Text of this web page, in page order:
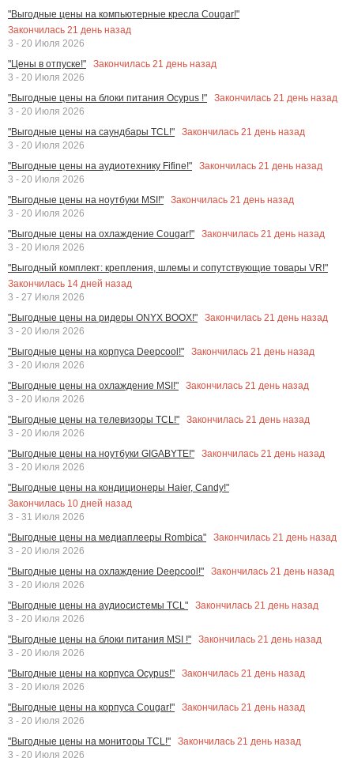
"Выгодные цены на компьютерные кресла Cougar!"
Закончилась 21 день назад
3 - 20 Июля 2026
"Цены в отпуске!"
Закончилась 21 день назад
3 - 20 Июля 2026
"Выгодные цены на блоки питания Ocypus !"
Закончилась 21 день назад
3 - 20 Июля 2026
"Выгодные цены на саундбары TCL!"
Закончилась 21 день назад
3 - 20 Июля 2026
"Выгодные цены на аудиотехнику Fifine!"
Закончилась 21 день назад
3 - 20 Июля 2026
"Выгодные цены на ноутбуки MSI!"
Закончилась 21 день назад
3 - 20 Июля 2026
"Выгодные цены на охлаждение Cougar!"
Закончилась 21 день назад
3 - 20 Июля 2026
"Выгодный комплект: крепления, шлемы и сопутствующие товары VR!"
Закончилась 14 дней назад
3 - 27 Июля 2026
"Выгодные цены на ридеры ONYX BOOX!"
Закончилась 21 день назад
3 - 20 Июля 2026
"Выгодные цены на корпуса Deepcool!"
Закончилась 21 день назад
3 - 20 Июля 2026
"Выгодные цены на охлаждение MSI!"
Закончилась 21 день назад
3 - 20 Июля 2026
"Выгодные цены на телевизоры TCL!"
Закончилась 21 день назад
3 - 20 Июля 2026
"Выгодные цены на ноутбуки GIGABYTE!"
Закончилась 21 день назад
3 - 20 Июля 2026
"Выгодные цены на кондиционеры Haier, Candy!"
Закончилась 10 дней назад
3 - 31 Июля 2026
"Выгодные цены на медиаплееры Rombica"
Закончилась 21 день назад
3 - 20 Июля 2026
"Выгодные цены на охлаждение Deepcool!"
Закончилась 21 день назад
3 - 20 Июля 2026
"Выгодные цены на аудиосистемы TCL"
Закончилась 21 день назад
3 - 20 Июля 2026
"Выгодные цены на блоки питания MSI !"
Закончилась 21 день назад
3 - 20 Июля 2026
"Выгодные цены на корпуса Ocypus!"
Закончилась 21 день назад
3 - 20 Июля 2026
"Выгодные цены на корпуса Cougar!"
Закончилась 21 день назад
3 - 20 Июля 2026
"Выгодные цены на мониторы TCL!"
Закончилась 21 день назад
3 - 20 Июля 2026